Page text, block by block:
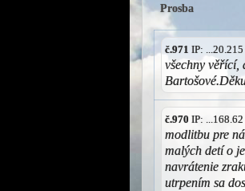
Prosba
č.971 IP:
všechny věřící,
č.970 IP:
modlitbu pre
malých detí o
navrátenie
utrpením sa